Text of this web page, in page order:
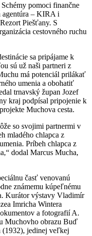
pomoci finančne
agentúra – KIRA i
Piešťany. S
cestovného ruchu
sa pripájame k
sú už naši partneri z
má potenciál prilákať
umenia a obohatiť
trnavský župan Jozef
kraj podpísal pripojenie k
Muchova cesta.
so svojimi partnermi v
mladého chlapca z
Príbeh chlapca z
dodal Marcus Mucha,
časť venovanú
známemu kúpeľnému
Kurátor výstavy Vladimír
Imricha Wintera
a fotografií A.
Muchovho obrazu Buď
(1932), jedinej veľkej